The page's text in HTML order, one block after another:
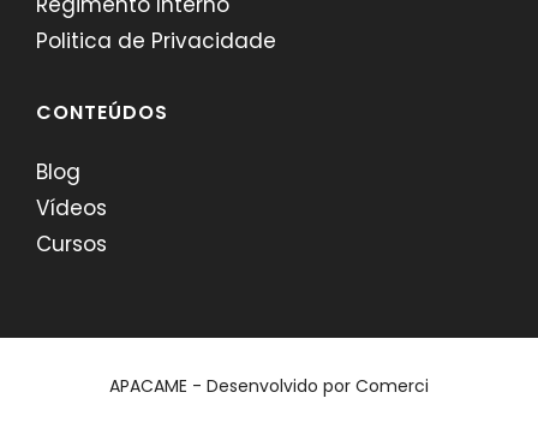
Politica de Privacidade
CONTEÚDOS
Blog
Vídeos
Cursos
APACAME - Desenvolvido por Comerci